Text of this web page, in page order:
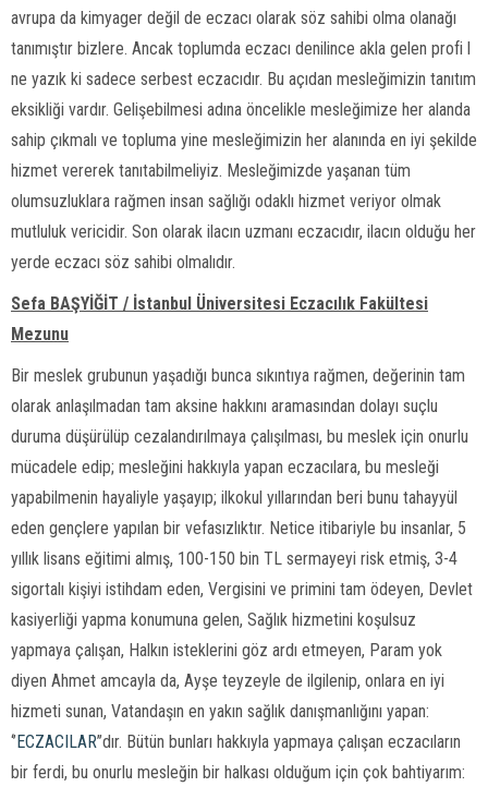
avrupa da kimyager değil de eczacı olarak söz sahibi olma olanağı
tanımıştır bizlere. Ancak toplumda eczacı denilince akla gelen profi l
ne yazık ki sadece serbest eczacıdır. Bu açıdan mesleğimizin tanıtım
eksikliği vardır. Gelişebilmesi adına öncelikle mesleğimize her alanda
sahip çıkmalı ve topluma yine mesleğimizin her alanında en iyi şekilde
hizmet vererek tanıtabilmeliyiz. Mesleğimizde yaşanan tüm
olumsuzluklara rağmen insan sağlığı odaklı hizmet veriyor olmak
mutluluk vericidir. Son olarak ilacın uzmanı eczacıdır, ilacın olduğu her
yerde eczacı söz sahibi olmalıdır.
Sefa BAŞYİĞİT / İstanbul Üniversitesi Eczacılık Fakültesi
Mezunu
Bir meslek grubunun yaşadığı bunca sıkıntıya rağmen, değerinin tam
olarak anlaşılmadan tam aksine hakkını aramasından dolayı suçlu
duruma düşürülüp cezalandırılmaya çalışılması, bu meslek için onurlu
mücadele edip; mesleğini hakkıyla yapan eczacılara, bu mesleği
yapabilmenin hayaliyle yaşayıp; ilkokul yıllarından beri bunu tahayyül
eden gençlere yapılan bir vefasızlıktır. Netice itibariyle bu insanlar, 5
yıllık lisans eğitimi almış, 100-150 bin TL sermayeyi risk etmiş, 3-4
sigortalı kişiyi istihdam eden, Vergisini ve primini tam ödeyen, Devlet
kasiyerliği yapma konumuna gelen, Sağlık hizmetini koşulsuz
yapmaya çalışan, Halkın isteklerini göz ardı etmeyen, Param yok
diyen Ahmet amcayla da, Ayşe teyzeyle de ilgilenip, onlara en iyi
hizmeti sunan, Vatandaşın en yakın sağlık danışmanlığını yapan:
‘’ECZACILAR’’dır. Bütün bunları hakkıyla yapmaya çalışan eczacıların
bir ferdi, bu onurlu mesleğin bir halkası olduğum için çok bahtiyarım: